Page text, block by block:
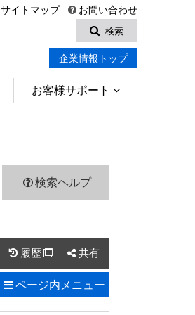
サイトマップ
お問い合わせ
検索
企業情報トップ
お客様サポート
検索ヘルプ
履歴  共有
ページ内 メニュー